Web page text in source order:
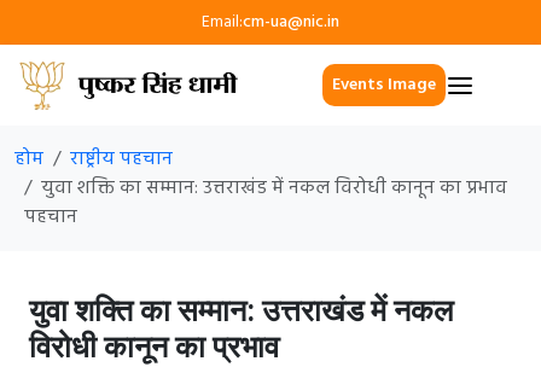
Email:cm-ua@nic.in
Events Image
होम
राष्ट्रीय पहचान
युवा शक्ति का सम्मान: उत्तराखंड में नकल विरोधी कानून का प्रभाव
पहचान
युवा शक्ति का सम्मान: उत्तराखंड में नकल
विरोधी कानून का प्रभाव